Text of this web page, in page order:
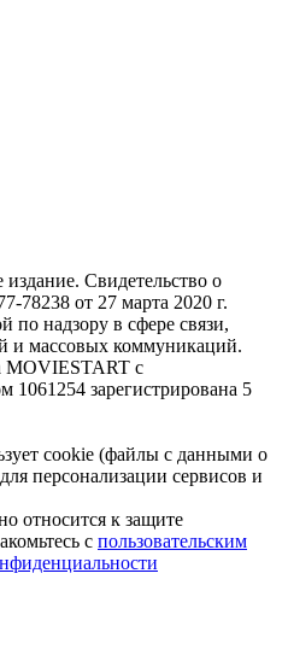
Свидетельство о
от 27 марта 2020 г.
надзору в сфере связи,
и массовых коммуникаций.
MOVIESTART с
зарегистрирована 5
cookie (файлы с данными о
персонализации сервисов и
к защите
с пользовательским